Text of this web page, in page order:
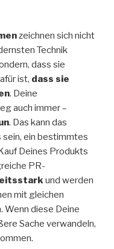
zeichnen sich nicht
Technik
dass sie
ist, dass sie
. Deine
auch immer –
. Das kann das
ein bestimmtes
Deines Produkts
PR-
und werden
mit gleichen
Wenn diese Deine
Sache verwandeln,